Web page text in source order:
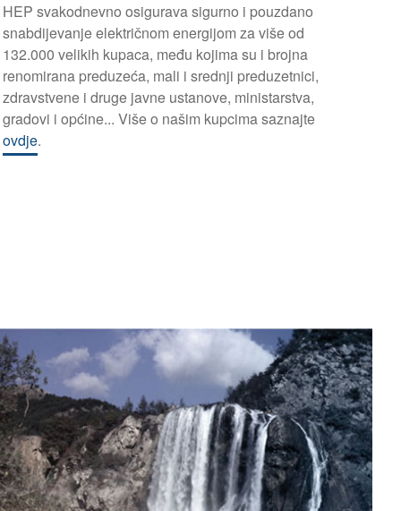
HEP svakodnevno osigurava sigurno i pouzdano
snabdijevanje električnom energijom za više od
132.000 velikih kupaca, među kojima su i brojna
renomirana preduzeća, mali i srednji preduzetnici,
zdravstvene i druge javne ustanove, ministarstva,
gradovi i općine... Više o našim kupcima saznajte
ovdje.